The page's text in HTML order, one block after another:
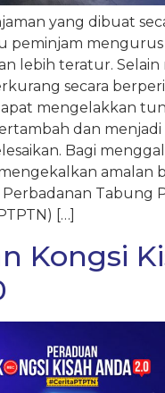
yang dibuat
peminjam
lebih teratur. Selain
secara
mengelakkan
dan menjadi
Bagi
amalan
Perbadanan Tabung
[…]
Kongsi